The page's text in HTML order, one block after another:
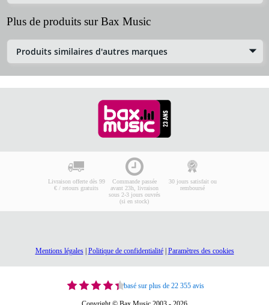
Plus de produits sur Bax Music
Produits similaires d'autres marques
Livraison offerte dès 99
€ / retours gratuits
Commande passée
avant 23h, livraison
sous 2-3 jours ouvrés
(si en stock)
30 jours satisfait ou
remboursé
Mentions légales| Politique de confidentialité| Paramètres des cookies
basé sur plus de 22 355 avis